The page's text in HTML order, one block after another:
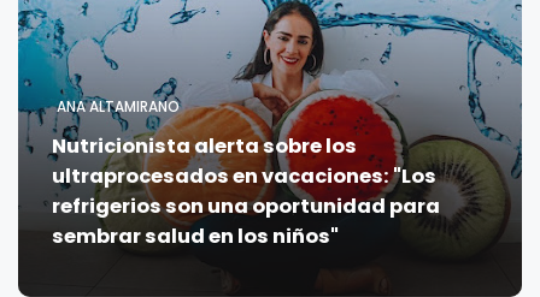
ANA ALTAMIRANO
Nutricionista alerta sobre los
ultraprocesados en vacaciones: "Los
refrigerios son una oportunidad para
sembrar salud en los niños"